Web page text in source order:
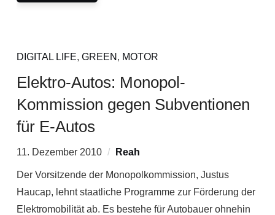
DIGITAL LIFE, GREEN , MOTOR
Elektro-Autos: Monopol-
Kommission gegen Subventionen
für E-Autos
11. Dezember 2010 Reah
Der Vorsitzende der Monopolkommission, Justus
Haucap, lehnt staatliche Programme zur Förderung der
Elektromobilität ab. Es bestehe für Autobauer ohnehin